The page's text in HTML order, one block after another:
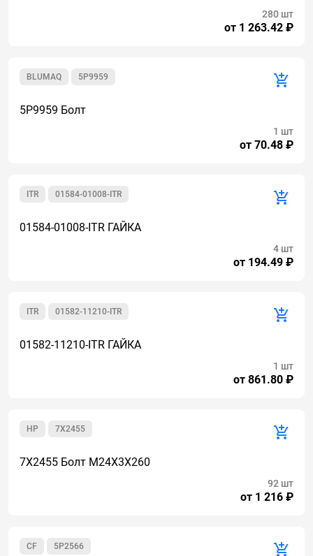
от 1 263.42 ₽
280 шт
5P9959
BLUMAQ
5P9959 Болт
от 70.48 ₽
1 шт
01584-01008-ITR
ITR
01584-01008-ITR ГАЙКА
от 194.49 ₽
4 шт
01582-11210-ITR
ITR
01582-11210-ITR ГАЙКА
от 861.80 ₽
1 шт
7X2455
HP
7X2455 Болт M24X3X260
от 1 216 ₽
92 шт
5P2566
CF